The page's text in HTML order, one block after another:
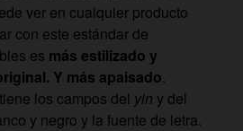
ver en cualquier producto
con este estándar de
es más estilizado y
Y más apaisado.
los campos del yin y del
y negro y la fuente de letra.